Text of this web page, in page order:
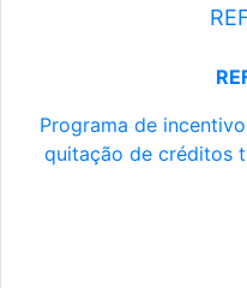
Programa de
quitação de créditos